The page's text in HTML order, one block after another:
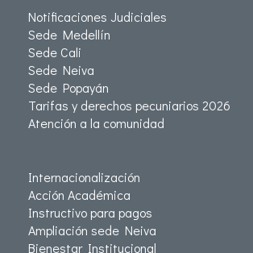
Notificaciones Judiciales
Sede Medellín
Sede Cali
Sede Neiva
Sede Popayán
Tarifas y derechos pecuniarios 2026
Atención a la comunidad
Internacionalización
Acción Académica
Instructivo para pagos
Ampliación sede Neiva
Bienestar Institucional